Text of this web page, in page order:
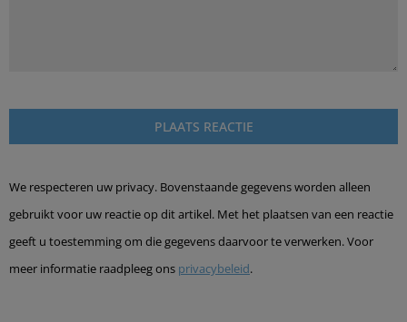
We respecteren uw privacy. Bovenstaande gegevens worden alleen
gebruikt voor uw reactie op dit artikel. Met het plaatsen van een reactie
geeft u toestemming om die gegevens daarvoor te verwerken. Voor
meer informatie raadpleeg ons privacybeleid.